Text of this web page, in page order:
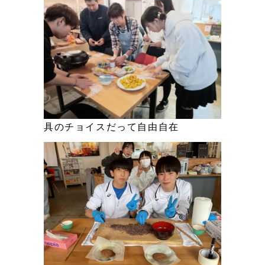
具のチョイスだって自由自在